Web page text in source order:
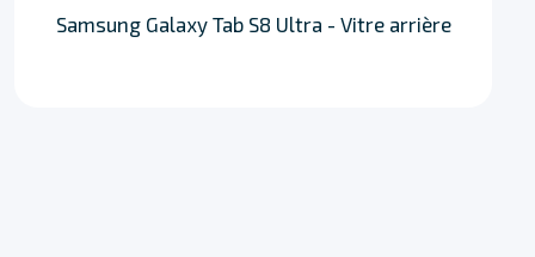
Samsung Galaxy Tab S8 Ultra - Vitre arrière